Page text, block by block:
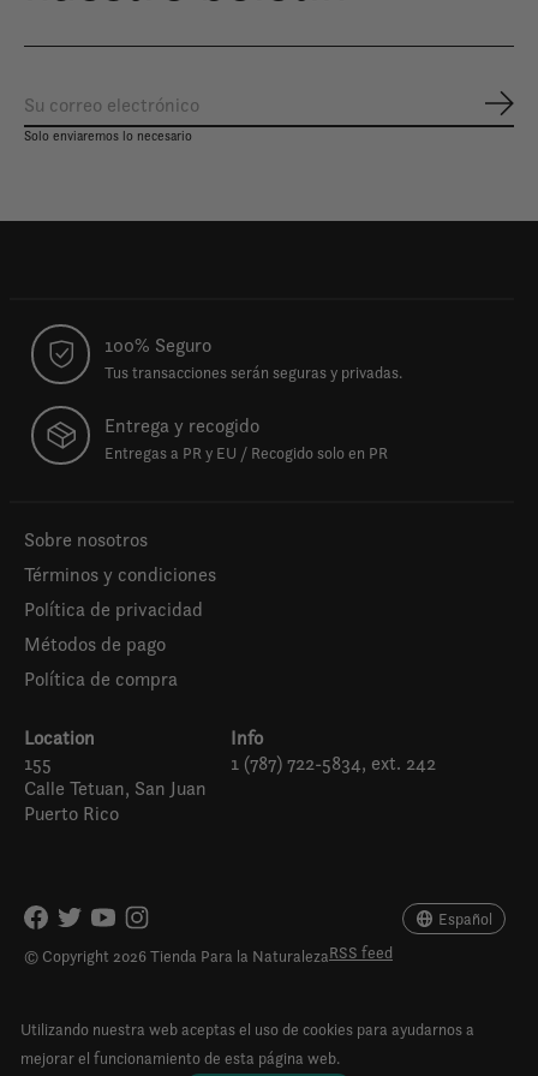
Solo enviaremos lo necesario
100% Seguro
Tus transacciones serán seguras y privadas.
Entrega y recogido
Entregas a PR y EU / Recogido solo en PR
Sobre nosotros
Términos y condiciones
Política de privacidad
Métodos de pago
Política de compra
Location
155
Calle Tetuan, San Juan
Puerto Rico
Info
1 (787) 722-5834, ext. 242
© Copyright 2026 Tienda Para la NaturalezaRSS feed
Español
Utilizando nuestra web aceptas el uso de cookies para ayudarnos a
mejorar el funcionamiento de esta página web.